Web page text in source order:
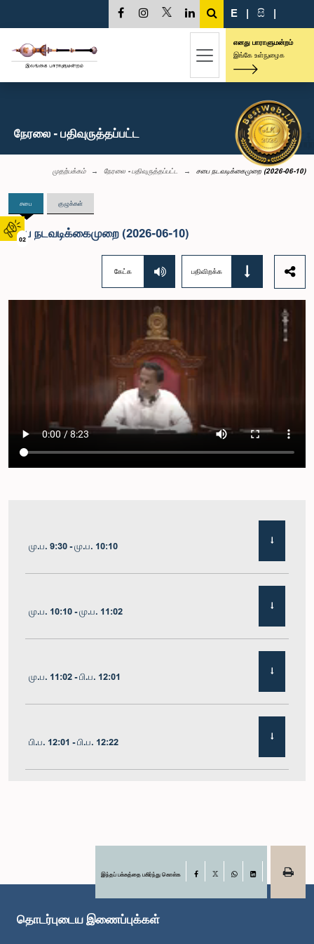
02
E | සි |
எனது பாராளுமன்றம்
இங்கே உள்நுழைக
நேரலை - பதிவுருத்தப்பட்ட
முதற்பக்கம் நேரலை - பதிவுருத்தப்பட்ட சபை நடவடிக்கைமுறை (2026-06-10)
சபை குழுக்கள்
சபை நடவடிக்கைமுறை (2026-06-10)
கேட்க பதிவிறக்க
மு.ப. 9:30 - மு.ப. 10:10
மு.ப. 10:10 - மு.ப. 11:02
மு.ப. 11:02 - பி.ப. 12:01
பி.ப. 12:01 - பி.ப. 12:22
பி.ப. 1:00 - பி.ப. 1:11இந்தப் பக்கத்தை பகிர்ந்து கொள்க Facebook
LinkedIn
தொடர்புடைய இணைப்புக்கள்